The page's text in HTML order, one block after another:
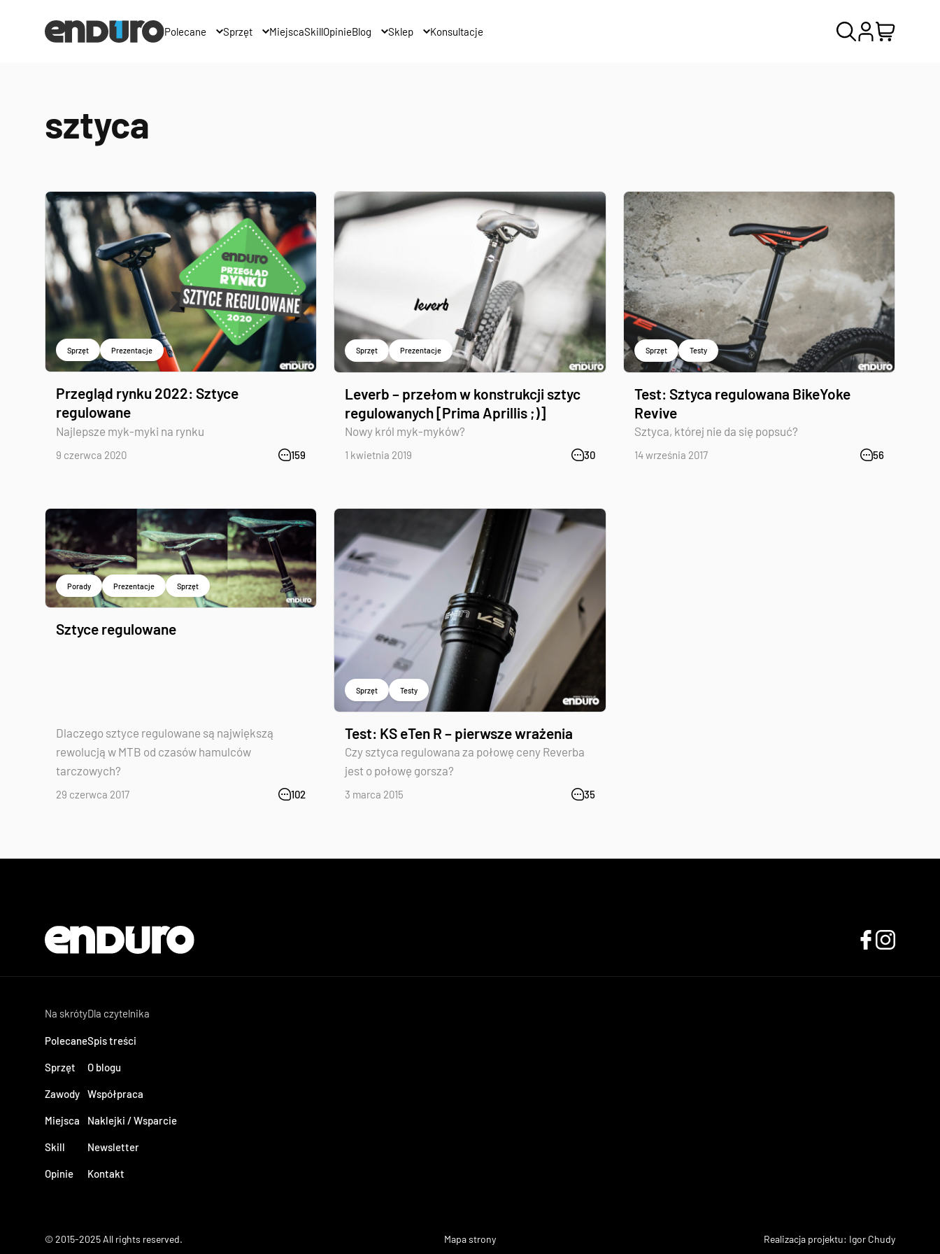
Polecane Sprzęt MiejscaSkillOpinieBlog Sklep Konsultacje
sztyca
Sprzęt Prezentacje
Przegląd rynku 2022: Sztyce
regulowane
Najlepsze myk-myki na rynku
9 czerwca 2020 159
Sprzęt Prezentacje
Leverb – przełom w konstrukcji sztyc
regulowanych [Prima Aprillis ;)]
Nowy król myk-myków?
1 kwietnia 2019 30
Sprzęt Testy
Test: Sztyca regulowana BikeYoke
Revive
Sztyca, której nie da się popsuć?
14 września 2017 56
Porady Prezentacje Sprzęt
Sztyce regulowane
Dlaczego sztyce regulowane są największą
rewolucją w MTB od czasów hamulców
tarczowych?
29 czerwca 2017 102
Sprzęt Testy
Test: KS eTen R – pierwsze wrażenia
Czy sztyca regulowana za połowę ceny Reverba
jest o połowę gorsza?
3 marca 2015 35
Na skróty
Polecane
Sprzęt
Zawody
Miejsca
Skill
Opinie
Dla czytelnika
Spis treści
O blogu
Współpraca
Naklejki / Wsparcie
Newsletter
Kontakt
© 2015-2025 All rights reserved. Mapa strony Realizacja projektu: Igor Chudy